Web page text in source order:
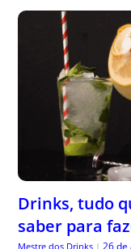
Drinks, tudo
saber para
Mestre dos Drinks | 26 de